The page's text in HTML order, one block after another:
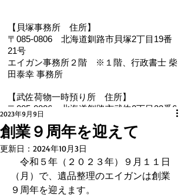
【貝塚事務所 住所】
〒085-0806 北海道釧路市貝塚2丁目19番
21号
エイガン事務所２階
※１階、 行政書士 柴
田泰幸 事務所
【武佐荷物一時預り所 住所】
〒085-0806 北海道釧路市武佐2丁目22番6
号
【電 話・FAX】 ０１５４－３５－０９８７
【メール】 eigan@ab.auone-net.jp
【営業時間】 ９：００～１８：００
【定休日】 日曜､祝日
【インボイス登録番号】T1810632866930
創業９周年を迎えて
2023年9月9日
更新日： 2024年10月3日
令和５年（２０２３年）９月１１日
（月）で、遺品整理のエイガンは創業
９周年を迎えます。